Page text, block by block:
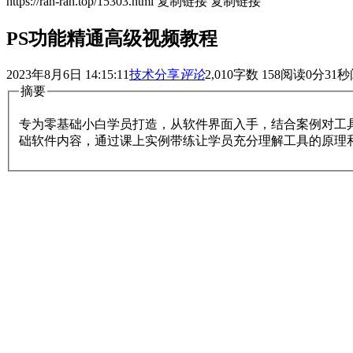
PS功能精通高级视频教程
2023年8月6日 14:15:11技术分享评论2,010字数 158阅读0分31秒
摘要
专为零基础小白学员打造，从软件界面入手，结合案例对
础软件内容，通过课上实例带练让学员充分理解工具的原